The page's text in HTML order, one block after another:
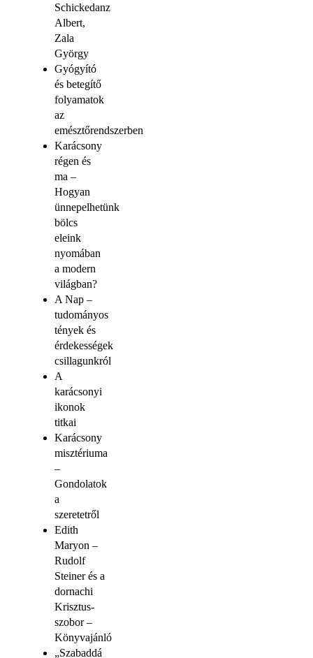
Schickedanz
Albert,
Zala
György
Gyógyító
és betegítő
folyamatok
az
emésztőrendszerben
Karácsony
régen és
ma –
Hogyan
ünnepelhetünk
bölcs
eleink
nyomában
a modern
világban?
A Nap –
tudományos
tények és
érdekességek
csillagunkról
A
karácsonyi
ikonok
titkai
Karácsony
misztériuma
–
Gondolatok
a
szeretetről
Edith
Maryon –
Rudolf
Steiner és a
dornachi
Krisztus-
szobor –
Könyvajánló
„Szabaddá